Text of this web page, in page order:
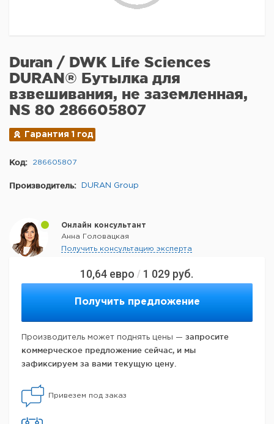
10,64 евро / 1 029 руб.
Получить предложение
Производитель может поднять цены — запросите
коммерческое предложение сейчас, и мы
зафиксируем за вами текущую цену.
Привезем под заказ
Duran / DWK Life Sciences
DURAN® Бутылка для
взвешивания, не заземленная,
NS 80 286605807
Гарантия 1 год
Код: 286605807
Производитель: DURAN Group
Онлайн консультант
Анна Головацкая
Получить консультацию эксперта